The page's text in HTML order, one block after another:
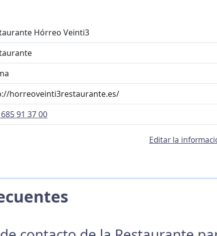
Hórreo Veinti3
horreoveinti3restaurante.es/
91 37 00
Editar la